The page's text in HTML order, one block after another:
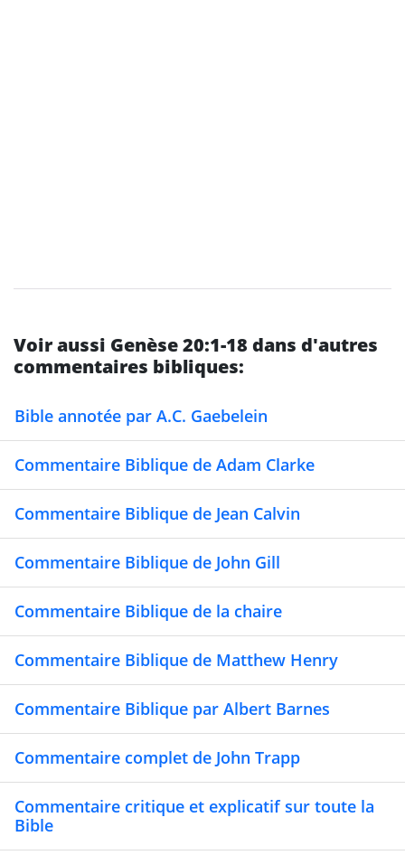
Voir aussi Genèse 20:1-18 dans d'autres
commentaires bibliques:
Bible annotée par A.C. Gaebelein
Commentaire Biblique de Adam Clarke
Commentaire Biblique de Jean Calvin
Commentaire Biblique de John Gill
Commentaire Biblique de la chaire
Commentaire Biblique de Matthew Henry
Commentaire Biblique par Albert Barnes
Commentaire complet de John Trapp
Commentaire critique et explicatif sur toute la
Bible